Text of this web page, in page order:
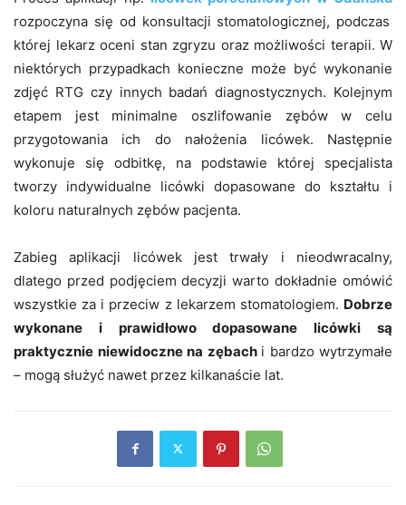
rozpoczyna się od konsultacji stomatologicznej, podczas
której lekarz oceni stan zgryzu oraz możliwości terapii. W
niektórych przypadkach konieczne może być wykonanie
zdjęć RTG czy innych badań diagnostycznych. Kolejnym
etapem jest minimalne oszlifowanie zębów w celu
przygotowania ich do nałożenia licówek. Następnie
wykonuje się odbitkę, na podstawie której specjalista
tworzy indywidualne licówki dopasowane do kształtu i
koloru naturalnych zębów pacjenta.
Zabieg aplikacji licówek jest trwały i nieodwracalny,
dlatego przed podjęciem decyzji warto dokładnie omówić
wszystkie za i przeciw z lekarzem stomatologiem. Dobrze
wykonane i prawidłowo dopasowane licówki są
praktycznie niewidoczne na zębach i bardzo wytrzymałe
– mogą służyć nawet przez kilkanaście lat.